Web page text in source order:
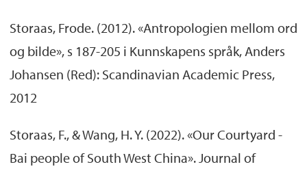
Storaas, Frode. (2012). «Antropologien mellom ord
og bilde», s 187-205 i Kunnskapens språk, Anders
Johansen (Red): Scandinavian Academic Press,
2012
Storaas, F., & Wang, H. Y. (2022). «Our Courtyard -
Bai people of South West China». Journal of